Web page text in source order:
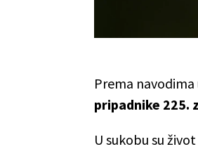
Prema
pripadnike 225.
U sukobu su